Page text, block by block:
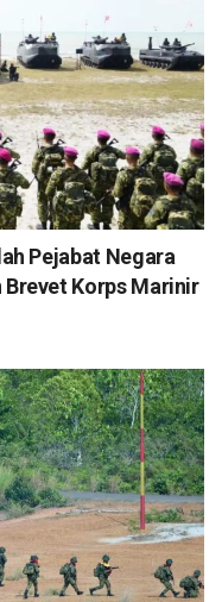
Pejabat Negara
Korps Marinir